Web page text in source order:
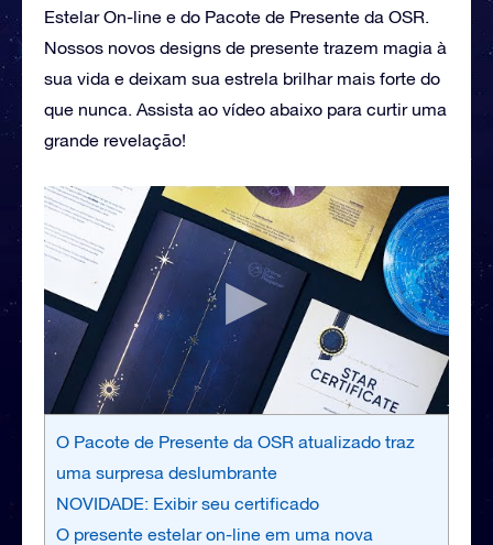
Estelar On-line e do Pacote de Presente da OSR.
Nossos novos designs de presente trazem magia à
sua vida e deixam sua estrela brilhar mais forte do
que nunca. Assista ao vídeo abaixo para curtir uma
grande revelação!
O Pacote de Presente da OSR atualizado traz
uma surpresa deslumbrante
NOVIDADE: Exibir seu certificado
O presente estelar on-line em uma nova